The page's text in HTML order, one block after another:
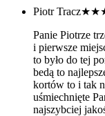
Piotr Tracz
Panie Piotrze
i pierwsze
to było do tej
bedą to
kortów to i tak
uśmiechnięte
najszybciej